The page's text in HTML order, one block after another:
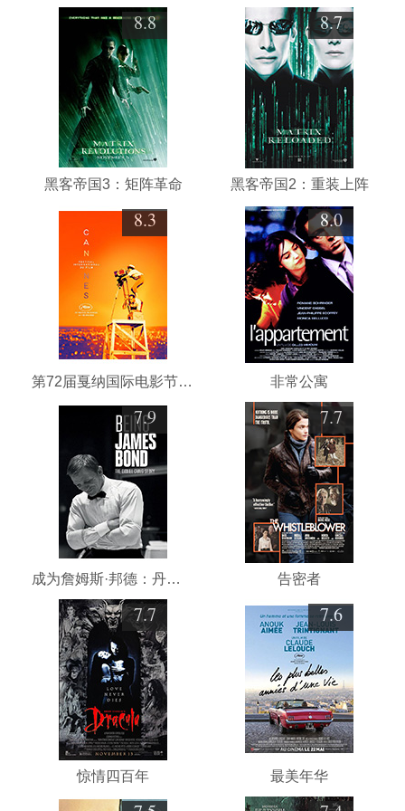
8.8
黑客帝国3：矩阵革命
8.7
黑客帝国2：重装上阵
8.3
第72届戛纳国际电影节颁奖典礼
8.0
非常公寓
7.9
成为詹姆斯·邦德：丹尼尔·克雷格的故事
7.7
告密者
7.7
惊情四百年
7.6
最美年华